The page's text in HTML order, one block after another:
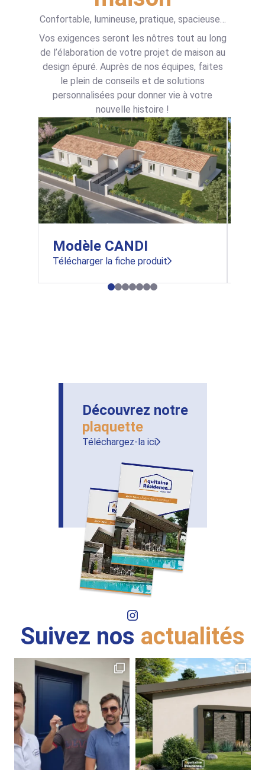
Confortable, lumineuse, pratique, spacieuse…
Vos exigences seront les nôtres tout au long
de l’élaboration de votre projet de maison au
design épuré. Auprès de nos équipes, faites
le plein de conseils et de solutions
personnalisées pour donner vie à votre
nouvelle histoire !
Modèle CANDI
Télécharger la fiche produit
Découvrez notre
plaquette
Téléchargez-la ici
Suivez nos actualités